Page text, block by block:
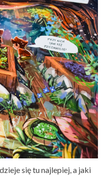
się tu najlepiej, a jaki